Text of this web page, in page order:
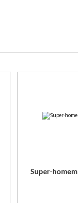
Super-homem